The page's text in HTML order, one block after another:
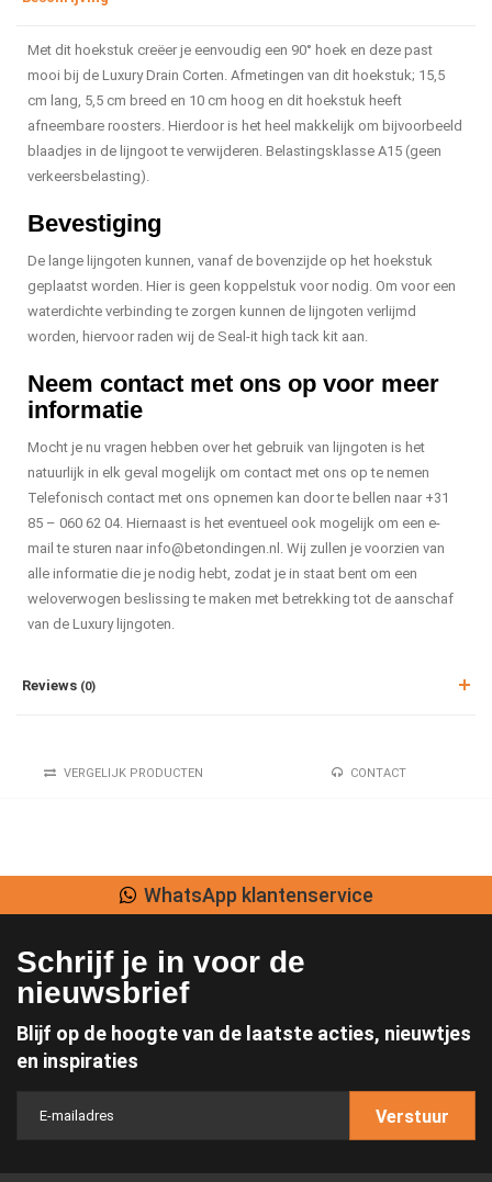
Met dit hoekstuk creëer je eenvoudig een 90° hoek en deze past
mooi bij de Luxury Drain Corten. Afmetingen van dit hoekstuk; 15,5
cm lang, 5,5 cm breed en 10 cm hoog en dit hoekstuk heeft
afneembare roosters. Hierdoor is het heel makkelijk om bijvoorbeeld
blaadjes in de lijngoot te verwijderen. Belastingsklasse A15 (geen
verkeersbelasting).
Bevestiging
De lange lijngoten kunnen, vanaf de bovenzijde op het hoekstuk
geplaatst worden. Hier is geen koppelstuk voor nodig. Om voor een
waterdichte verbinding te zorgen kunnen de lijngoten verlijmd
worden, hiervoor raden wij de Seal-it high tack kit aan.
Neem contact met ons op voor meer
informatie
Mocht je nu vragen hebben over het gebruik van lijngoten is het
natuurlijk in elk geval mogelijk om contact met ons op te nemen
Telefonisch contact met ons opnemen kan door te bellen naar +31
85 – 060 62 04. Hiernaast is het eventueel ook mogelijk om een e-
mail te sturen naar info@betondingen.nl . Wij zullen je voorzien van
alle informatie die je nodig hebt, zodat je in staat bent om een
weloverwogen beslissing te maken met betrekking tot de aanschaf
van de Luxury lijngoten.
Reviews (0)
VERGELIJK PRODUCTEN CONTACT
WhatsApp klantenservice
Schrijf je in voor de
nieuwsbrief
Blijf op de hoogte van de laatste acties, nieuwtjes
en inspiraties
Verstuur